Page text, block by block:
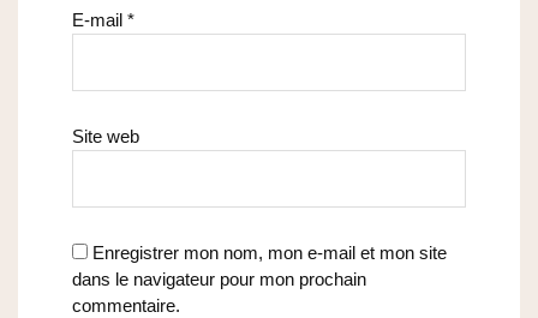
E-mail *
Site web
Enregistrer mon nom, mon e-mail et mon site
dans le navigateur pour mon prochain
commentaire.